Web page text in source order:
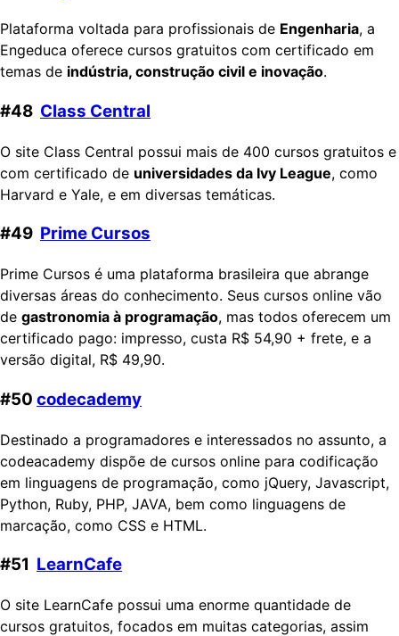
Plataforma voltada para profissionais de Engenharia, a
Engeduca oferece cursos gratuitos com certificado em
temas de indústria, construção civil e inovação.
#48 Class Central
O site Class Central possui mais de 400 cursos gratuitos e
com certificado de universidades da Ivy League, como
Harvard e Yale, e em diversas temáticas.
#49 Prime Cursos
Prime Cursos é uma plataforma brasileira que abrange
diversas áreas do conhecimento. Seus cursos online vão
de gastronomia à programação, mas todos oferecem um
certificado pago: impresso, custa R$ 54,90 + frete, e a
versão digital, R$ 49,90.
#50 codecademy
Destinado a programadores e interessados no assunto, a
codeacademy dispõe de cursos online para codificação
em linguagens de programação, como jQuery, Javascript,
Python, Ruby, PHP, JAVA, bem como linguagens de
marcação, como CSS e HTML.
#51 LearnCafe
O site LearnCafe possui uma enorme quantidade de
cursos gratuitos, focados em muitas categorias, assim